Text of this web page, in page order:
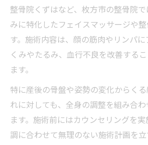
整骨院くずはなど、枚方市の整骨院
みに特化したフェイスマッサージや
す。施術内容は、顔の筋肉やリンパ
くみやたるみ、血行不良を改善する
ます。
特に産後の骨盤や姿勢の変化からく
れに対しても、全身の調整を組み合
ます。施術前にはカウンセリングを
調に合わせて無理のない施術計画を